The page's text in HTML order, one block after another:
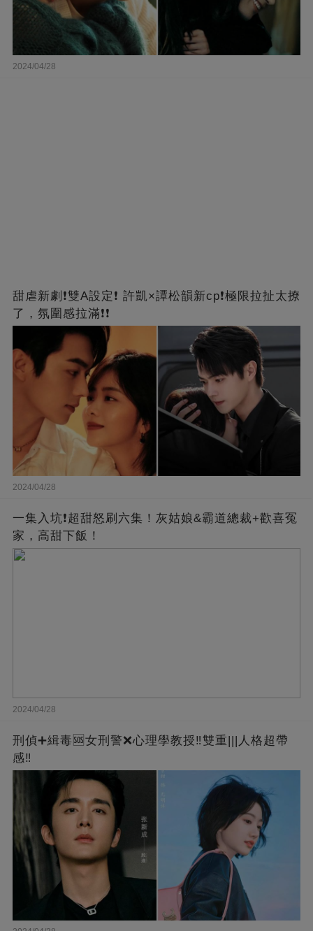
2024/04/28
甜虐新劇❗雙A設定❗ 許凱×譚松韻新cp❗️極限拉扯太撩
了，氛圍感拉滿❗❗
2024/04/28
一集入坑❗超甜怒刷六集！灰姑娘&霸道總裁+歡喜冤
家，高甜下飯！
2024/04/28
刑偵➕緝毒🆘女刑警❌心理學教授‼️雙重|||人格超帶
感‼️